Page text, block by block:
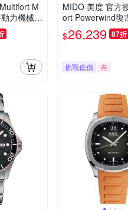
M
力機械錶
42mm
MIDO 美度 官方
ort Powerwind復
錶-
mm
$26,239 87折
挑戰低價 券